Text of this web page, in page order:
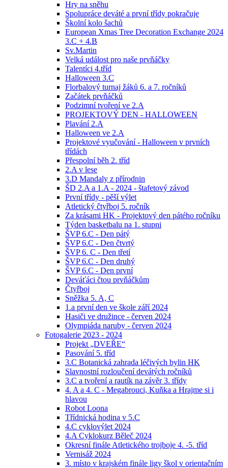
Hry na sněhu
Spolupráce deváté a první třídy pokračuje
Školní kolo šachů
European Xmas Tree Decoration Exchange 2024
3.C + 4.B
Sv.Martin
Velká událost pro naše prvňáčky
Talentíci 4.tříd
Halloween 3.C
Florbalový turnaj žáků 6. a 7. ročníků
Začátek prvňáčků
Podzimní tvoření ve 2.A
PROJEKTOVÝ DEN - HALLOWEEN
Plavání 2.A
Halloween ve 2.A
Projektové vyučování - Halloween v prvních
třídách
Přespolní běh 2. tříd
2.A v lese
3.D Mandaly z přírodnin
ŠD 2.A a 1.A - 2024 - štafetový závod
První třídy - pěší výlet
Atletický čtyřboj 5. ročník
Za krásami HK - Projektový den pátého ročníku
Týden basketbalu na 1. stupni
ŠVP 6.C - Den pátý
ŠVP 6.C - Den čtvrtý
ŠVP 6. C - Den třetí
ŠVP 6.C - Den druhý
ŠVP 6.C - Den první
Deváťáci čtou prvňáčkům
Čtyřboj
Sněžka 5. A, C
1.a první den ve škole září 2024
Hasiči ve družince - červen 2024
Olympiáda naruby - červen 2024
Fotogalerie 2023 - 2024
Projekt „DVEŘE“
Pasování 5. tříd
3.C Botanická zahrada léčivých bylin HK
Slavnostní rozloučení devátých ročníků
3.C a tvoření a rautík na závěr 3. třídy
4. A a 4. C - Megabrouci, Kuňka a Hrajme si i
hlavou
Robot Loona
Třídnická hodina v 5.C
4.C cyklovýlet 2024
4.A Cyklokurz Běleč 2024
Okresní finále Atletického trojboje 4. -5. tříd
Vernisáž 2024
3. místo v krajském finále ligy škol v orientačním